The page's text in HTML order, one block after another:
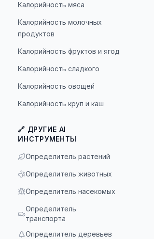
Калорийность мяса
Калорийность молочных
продуктов
Калорийность фруктов и ягод
Калорийность сладкого
Калорийность овощей
Калорийность круп и каш
🔗 ДРУГИЕ AI
ИНСТРУМЕНТЫ
Определитель растений
Определитель животных
Определитель насекомых
Определитель
транспорта
Определитель деревьев